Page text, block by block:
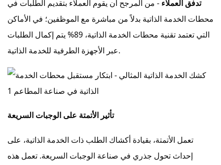
تدفق العملاء - من المرجح أن يقوم العملاء بتقديم الطلبات في
محطات الخدمة الذاتية بدلاً من مباشرة مع الموظفين؛ في الأماكن
التي تعتمد تقنية محطات الخدمة الذاتية، 89% يتم إكمال الطلبات
عبر الأجهزة الطرفية للخدمة الذاتية.
تأثير الأتمتة على الوجبات السريعة
تعمل الأتمتة، بقيادة أكشاك الطلب ذات الخدمة الذاتية، على
إحداث تحول جذري في صناعة الوجبات السريعة. تعمل هذه